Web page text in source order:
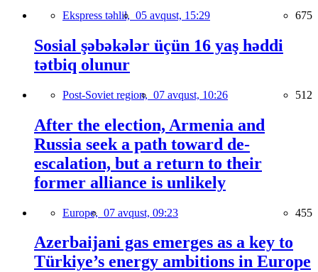
Ekspress təhlil, 05 avqust, 15:29 675
Sosial şəbəkələr üçün 16 yaş həddi
tətbiq olunur
Post-Soviet region, 07 avqust, 10:26 512
After the election, Armenia and
Russia seek a path toward de-
escalation, but a return to their
former alliance is unlikely
Europe, 07 avqust, 09:23 455
Azerbaijani gas emerges as a key to
Türkiye’s energy ambitions in Europe